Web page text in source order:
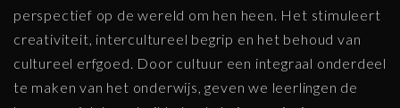
perspectief op de wereld om hen heen. Het stimuleert
creativiteit, intercultureel begrip en het behoud van
cultureel erfgoed. Door cultuur een integraal onderdeel
te maken van het onderwijs, geven we leerlingen de